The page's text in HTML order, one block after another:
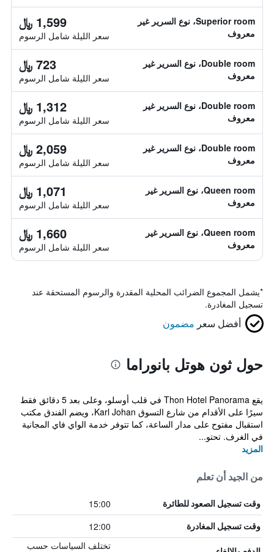
Superior room، نوع السرير غير
معروف
1,599 ﷼
سعر الليلة شامل الرسوم
Double room، نوع السرير غير
معروف
723 ﷼
سعر الليلة شامل الرسوم
Double room، نوع السرير غير
معروف
1,312 ﷼
سعر الليلة شامل الرسوم
Double room، نوع السرير غير
معروف
2,059 ﷼
سعر الليلة شامل الرسوم
Queen room، نوع السرير غير
معروف
1,071 ﷼
سعر الليلة شامل الرسوم
Queen room، نوع السرير غير
معروف
1,660 ﷼
سعر الليلة شامل الرسوم
*يشمل المجموع الضرائب المحلية المقدرة والرسوم المستحقة عند
تسجيل المغادرة.
أفضل سعر مضمون
حول ثون هوتل بانوراما
يقع Thon Hotel Panorama في قلب أوسلو، وعلى بعد 5 دقائق فقط
سيرًا على الأقدام من شارع التسوق Karl Johan، ويضم الفندق مكتب
استقبال مفتوح على مدار الساعة، كما تتوفر خدمة الواي فاي المجانية
في الغرف. تحتو...
المزيد
من الجيد أن تعلم
وقت تسجيل الصعود للطائرة 15:00
وقت تسجيل المغادرة 12:00
تختلف السياسات حسب